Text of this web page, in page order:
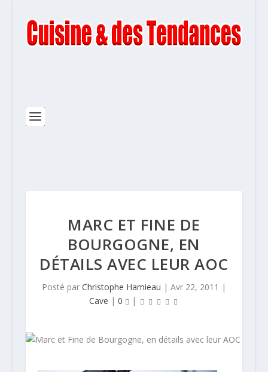
MARC ET FINE DE
BOURGOGNE, EN
DÉTAILS AVEC LEUR AOC
Posté par Christophe Hamieau | Avr 22, 2011 |
Cave |0 |